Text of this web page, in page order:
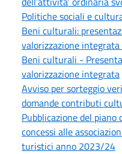
Politiche sociali e
Beni culturali:
valorizzazione
Beni culturali -
valorizzazione integrata
Avviso per sorteggio
domande contributi
Pubblicazione del
concessi alle
turistici anno 2023/24